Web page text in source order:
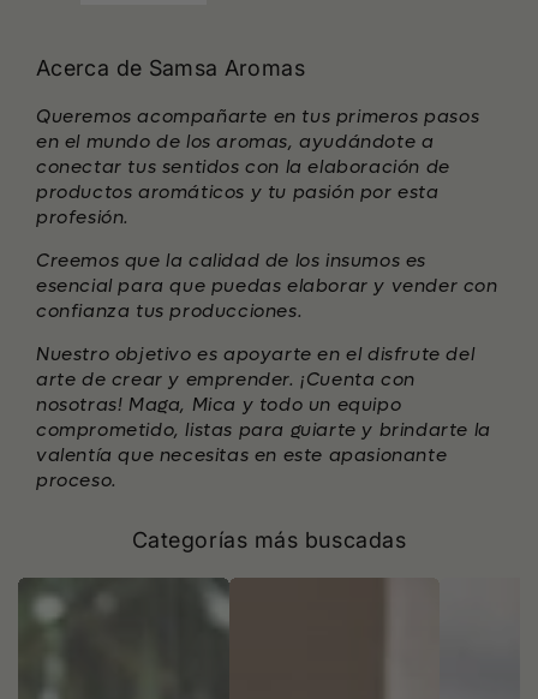
Acerca de Samsa Aromas
Queremos acompañarte en tus primeros pasos
en el mundo de los aromas, ayudándote a
conectar tus sentidos con la elaboración de
productos aromáticos y tu pasión por esta
profesión.
Creemos que la calidad de los insumos es
esencial para que puedas elaborar y vender con
confianza tus producciones.
Nuestro objetivo es apoyarte en el disfrute del
arte de crear y emprender. ¡Cuenta con
nosotras! Maga, Mica y todo un equipo
comprometido, listas para guiarte y brindarte la
valentía que necesitas en este apasionante
proceso.
Categorías más buscadas